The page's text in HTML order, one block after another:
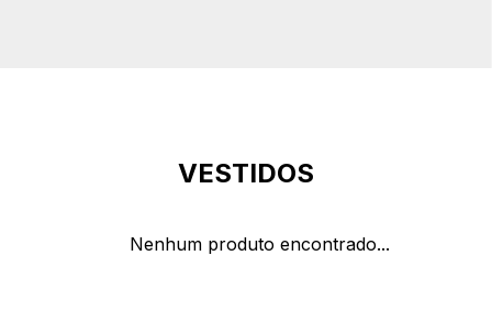
VESTIDOS
Nenhum produto encontrado...